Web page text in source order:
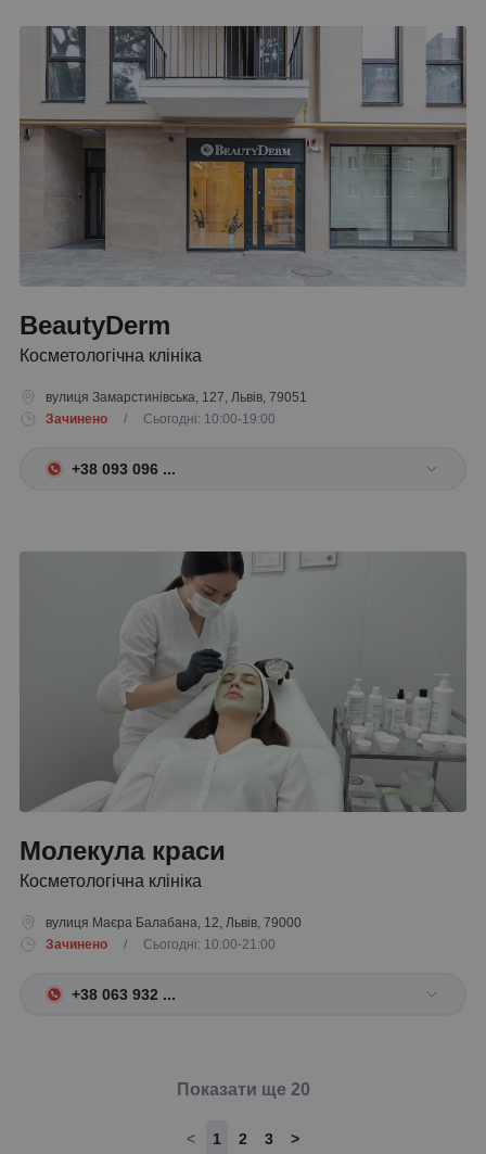
BeautyDerm
Косметологічна клініка
вулиця Замарстинівська, 127, Львів, 79051
Зачинено
/ Сьогодні: 10:00-19:00
+38 093 096 ...
Молекула краси
Косметологічна клініка
вулиця Маєра Балабана, 12, Львів, 79000
Зачинено
/ Сьогодні: 10:00-21:00
+38 063 932 ...
Показати ще 20
< 1 2 3 >